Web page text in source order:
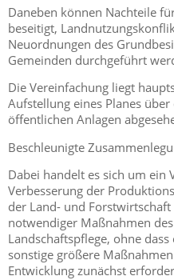
Daneben können Nachteile
beseitigt,
Neuordnungen des
Gemeinden durchgeführt
Die Vereinfachung liegt
Aufstellung eines Planes
öffentlichen Anlagen
Beschleunigte
Dabei handelt es sich um ein
Verbesserung der
der Land- und
notwendiger Maßnahmen
Landschaftspflege, ohne
sonstige größere
Entwicklung zunächst